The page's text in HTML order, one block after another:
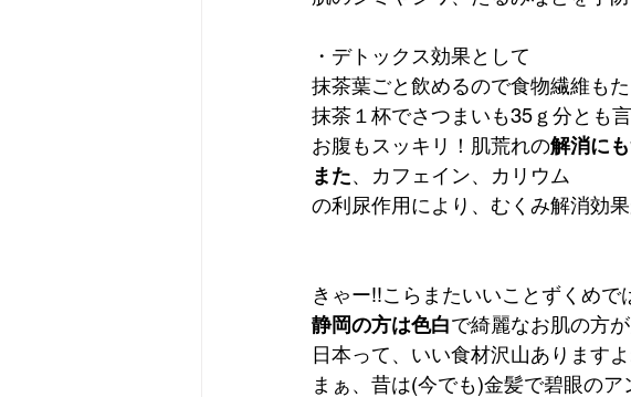
・デトックス効果として
抹茶葉ごと飲めるので食物繊維もた
抹茶１杯でさつまいも35ｇ分とも
お腹もスッキリ！肌荒れの解消に
また、カフェイン、カリウム
の利尿作用により、むくみ解消効果
きゃー!!こらまたいいことずくめで
静岡の方は色白で綺麗なお肌の方
日本って、いい食材沢山あります
まぁ、昔は(今でも)金髪で碧眼の